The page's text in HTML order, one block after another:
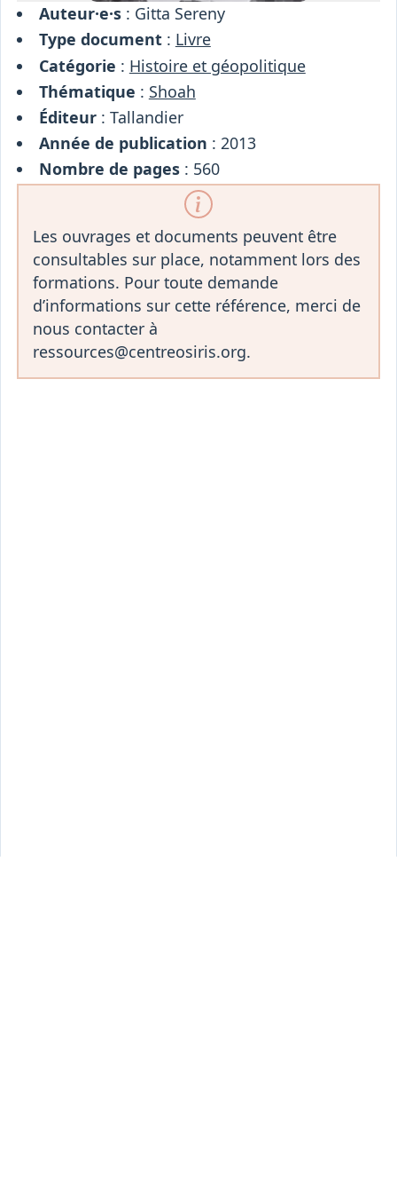
Auteur·e·s: Gitta Sereny
Type document: Livre
Catégorie : Histoire et géopolitique
Thématique : Shoah
Éditeur: Tallandier
Année de publication : 2013
Nombre de pages: 560
Les ouvrages et documents peuvent être
consultables sur place, notamment lors des
formations. Pour toute demande
d’informations sur cette référence, merci de
nous contacter à
ressources@centreosiris.org.